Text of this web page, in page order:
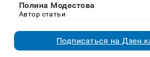
Полина Модестова
Автор статьи
Подписаться на